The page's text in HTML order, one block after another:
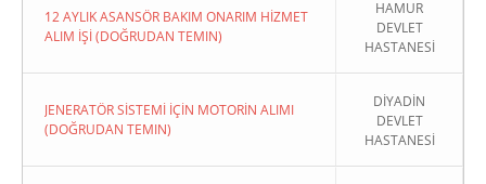
12 AYLIK ASANSÖR BAKIM ONARIM HİZMET
ALIM İŞİ (DOĞRUDAN TEMIN)
HAMUR
DEVLET
HASTANESİ
JENERATÖR SİSTEMİ İÇİN MOTORİN ALIMI
(DOĞRUDAN TEMIN)
DİYADİN
DEVLET
HASTANESİ